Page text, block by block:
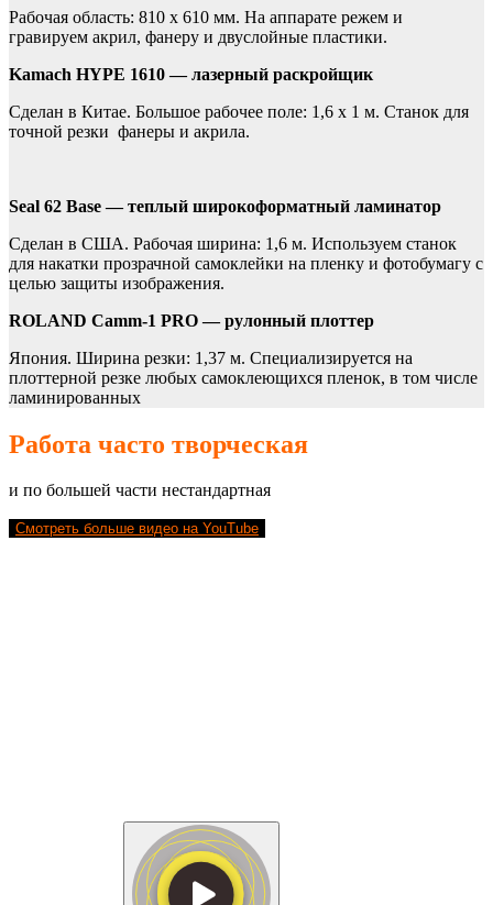
Рабочая область: 810 х 610 мм. На аппарате режем и
гравируем акрил, фанеру и двуслойные пластики.
Kamach HYPE 1610 — лазерный раскройщик
Сделан в Китае. Большое рабочее поле: 1,6 х 1 м. Станок для
точной резки фанеры и акрила.
Seal 62 Base — теплый широкоформатный ламинатор
Сделан в США. Рабочая ширина: 1,6 м. Используем станок
для накатки прозрачной самоклейки на пленку и фотобумагу с
целью защиты изображения.
ROLAND Camm-1 PRO — рулонный плоттер
Япония. Ширина резки: 1,37 м. Специализируется на
плоттерной резке любых самоклеющихся пленок, в том числе
ламинированных
Работа часто творческая
и по большей части нестандартная
Смотреть больше видео на YouTube